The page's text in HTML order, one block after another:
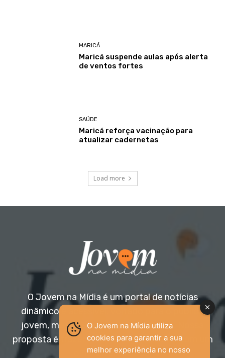
MARICÁ
Maricá suspende aulas após alerta
de ventos fortes
SAÚDE
Maricá reforça vacinação para
atualizar cadernetas
Load more
O Jovem na Mídia é um portal de notícias
dinâmico e acessível, voltado para o público
jovem, mas aberto a todas as idades. Nossa
proposta é trazer informação relevante com um
olhar diferenciado.
O Jovem na Mídia utiliza
cookies para garantir a sua
melhor experiência no nosso